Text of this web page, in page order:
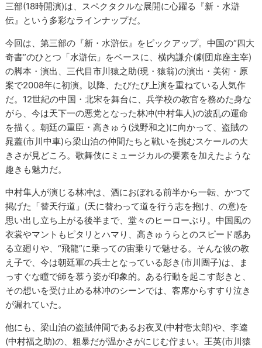
三部(18時開演)は、スペクタクルな展開に心躍る『新・水滸
伝』という多彩なラインナップだ。
今回は、第三部の『新・水滸伝』をピックアップ。中国の“四大
奇書”のひとつ「水滸伝」をベースに、横内謙介(劇団扉座主宰)
の脚本・演出、三代目市川猿之助(現・猿翁)の演出・美術・原
案で2008年に初演。以降、たびたび上演を重ねている人気作
だ。12世紀の中国・北宋を舞台に、兵学校の教官を務めた身な
がら、今は天下一の悪党となった林冲(中村隼人)の波乱の運命
を描く。朝廷の重臣・高きゅう(浅野和之)に向かって、盗賊の
晁蓋(市川中車)ら梁山泊の仲間たちと戦いを挑むスケールの大
きさが見どころ。歌舞伎にミュージカルの要素を加えたような
趣きも魅力だ。
中村隼人が演じる林冲は、酒におぼれる前半から一転、かつて
掲げた「替天行道」(天に替わって道を行う志を抱け、の意)を
思い出し立ち上がる後半まで、堂々のヒーローぶり。中国風の
衣裳やマントもピタリとハマり、高きゅうらとのスピード感あ
る立廻りや、“飛龍”に乗っての宙乗りで魅せる。そんな彼の教
え子で、今は朝廷軍の兵士となっている彭き(市川團子)は、ま
っすぐな瞳で師を慕う姿が印象的。ある行動を起こす彭きと、
その想いを受け止める林冲のシーンでは、客席からすすり泣き
が漏れていた。
他にも、梁山泊の盗賊仲間であるお夜叉(中村壱太郎)や、李逵
(中村福之助)の、粗暴だが温かさがにじむ佇まい。王英(市川猿